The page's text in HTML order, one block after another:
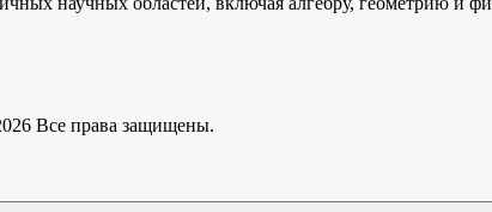
Все права защищены.